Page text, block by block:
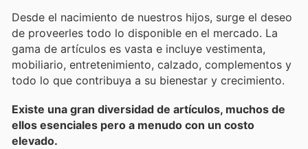
Desde el nacimiento de nuestros hijos, surge el deseo
de proveerles todo lo disponible en el mercado. La
gama de artículos es vasta e incluye vestimenta,
mobiliario, entretenimiento, calzado, complementos y
todo lo que contribuya a su bienestar y crecimiento.
Existe una gran diversidad de artículos, muchos de
ellos esenciales pero a menudo con un costo
elevado.